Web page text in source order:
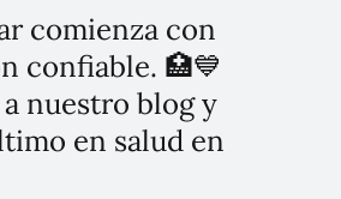
comienza con
confiable. 🏥💙
nuestro blog y
en salud en